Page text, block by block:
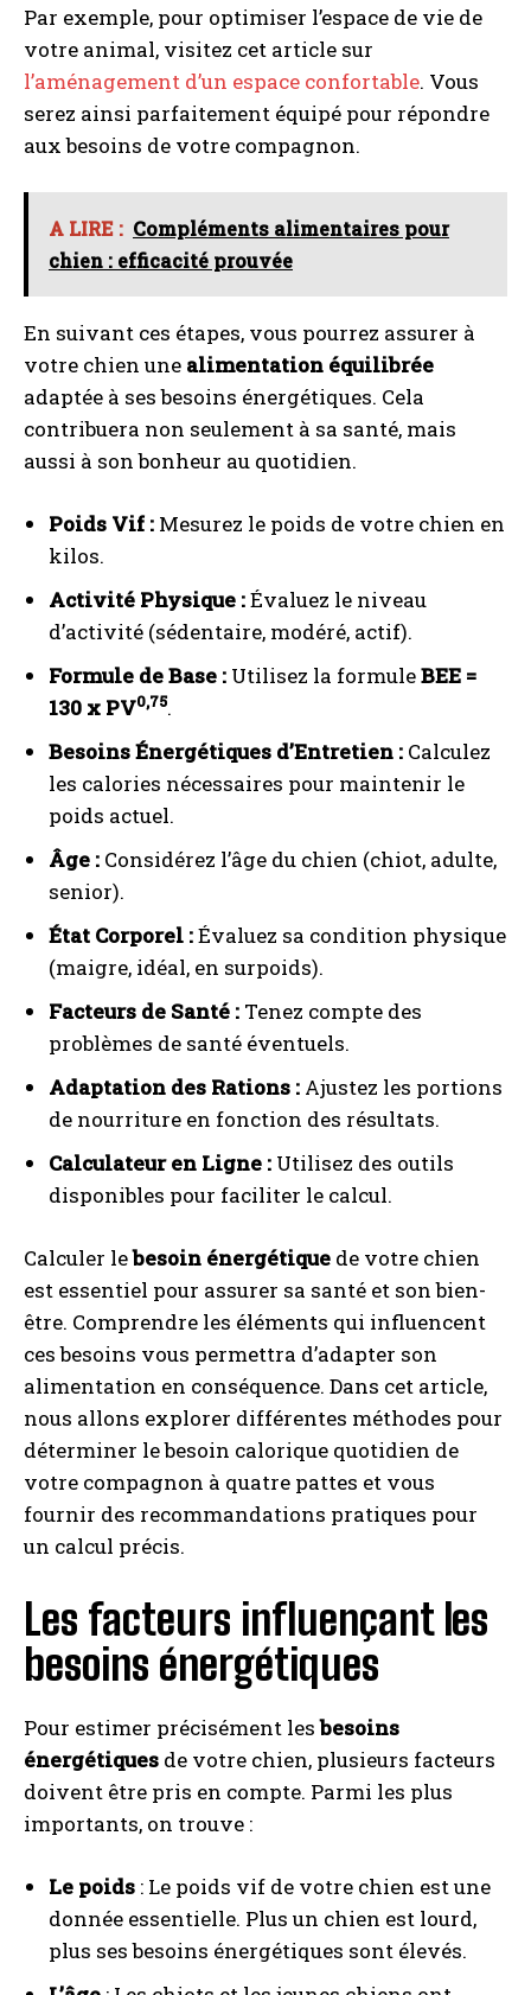
Par exemple, pour optimiser l’espace de vie de
votre animal, visitez cet article sur
l’aménagement d’un espace confortable. Vous
serez ainsi parfaitement équipé pour répondre
aux besoins de votre compagnon.
A LIRE : Compléments alimentaires pour
chien : efficacité prouvée
En suivant ces étapes, vous pourrez assurer à
votre chien une alimentation équilibrée
adaptée à ses besoins énergétiques. Cela
contribuera non seulement à sa santé, mais
aussi à son bonheur au quotidien.
Poids Vif : Mesurez le poids de votre chien en
kilos.
Activité Physique :Évaluez le niveau
d’activité (sédentaire, modéré, actif).
Formule de Base : Utilisez la formuleBEE =
130 x PV0,75.
Besoins Énergétiques d’Entretien : Calculez
les calories nécessaires pour maintenir le
poids actuel.
Âge : Considérez l’âge du chien (chiot, adulte,
senior).
État Corporel :Évaluez sa condition physique
(maigre, idéal, en surpoids).
Facteurs de Santé : Tenez compte des
problèmes de santé éventuels.
Adaptation des Rations : Ajustez les portions
de nourriture en fonction des résultats.
Calculateur en Ligne : Utilisez des outils
disponibles pour faciliter le calcul.
Calculer lebesoin énergétique de votre chien
est essentiel pour assurer sa santé et son bien-
être. Comprendre les éléments qui influencent
ces besoins vous permettra d’adapter son
alimentation en conséquence. Dans cet article,
nous allons explorer différentes méthodes pour
déterminer le besoin calorique quotidien de
votre compagnon à quatre pattes et vous
fournir des recommandations pratiques pour
un calcul précis.
Les facteurs influençant les
besoins énergétiques
Pour estimer précisément lesbesoins
énergétiques de votre chien, plusieurs facteurs
doivent être pris en compte. Parmi les plus
importants, on trouve :
Le poids : Le poids vif de votre chien est une
donnée essentielle. Plus un chien est lourd,
plus ses besoins énergétiques sont élevés.